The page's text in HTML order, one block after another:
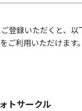
ご登録いただくと、
ご利用いただけます。
トサークル